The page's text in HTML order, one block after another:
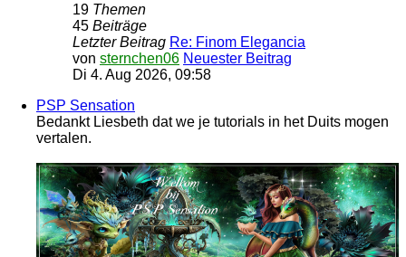
19 Themen
45 Beiträge
Letzter Beitrag Re: Finom Elegancia
von sternchen06 Neuester Beitrag
Di 4. Aug 2026, 09:58
PSP Sensation
Bedankt Liesbeth dat we je tutorials in het Duits mogen
vertalen.